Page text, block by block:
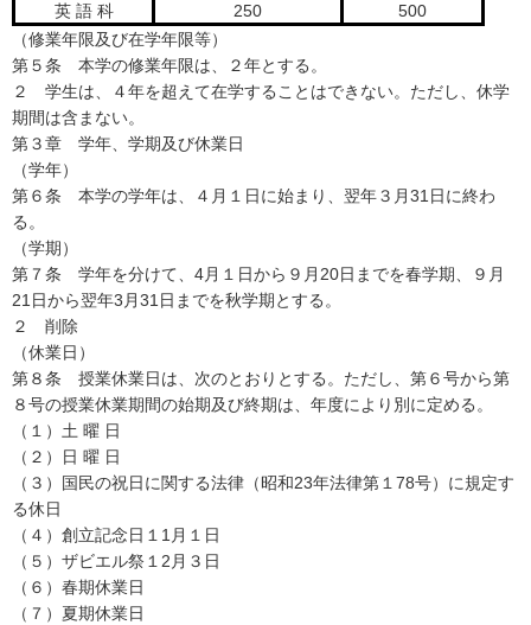
英 語 科
250
500
（修業年限及び在学年限等）
第５条 本学の修業年限は、２年とする。
２ 学生は、４年を超えて在学することはできない。ただし、休学
期間は含まない。
第３章 学年、学期及び休業日
（学年）
第６条 本学の学年は、４月１日に始まり、翌年３月31日に終わ
る。
（学期）
第７条 学年を分けて、4月１日から９月20日までを春学期、９月
21日から翌年3月31日までを秋学期とする。
２ 削除
（休業日）
第８条 授業休業日は、次のとおりとする。ただし、第６号から第
８号の授業休業期間の始期及び終期は、年度により別に定める。
（１）土 曜 日
（２）日 曜 日
（３）国民の祝日に関する法律（昭和23年法律第１78号）に規定す
る休日
（４）創立記念日１1月１日
（５）ザビエル祭１2月３日
（６）春期休業日
（７）夏期休業日